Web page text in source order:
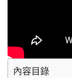
內容目錄